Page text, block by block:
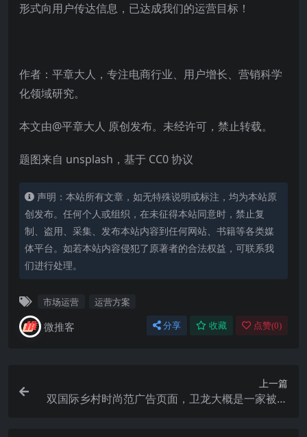
形式向用户传达信息，已达成我们的运营目标！
作者：平章大人，专注电商行业、用户增长、营销科学
化领域研究。
本文由@平章大人 原创发布。未经许可，禁止转载。
题图来自 unsplash，基于 CC0 协议
声明：本站所有文章，如无特殊说明或标注，均为本站原
创发布。任何个人或组织，在未征得本站同意时，禁止复
制、盗用、采集、发布本站内容到任何网站、书籍等各类媒
体平台。如若本站内容侵犯了原著者的合法权益，可联系我
们进行处理。
市场运营 运营方案
微推客 分享 收藏 点赞(0)
上一篇
双国际乡村时尚范广告页面，卫龙大概是一家被耽